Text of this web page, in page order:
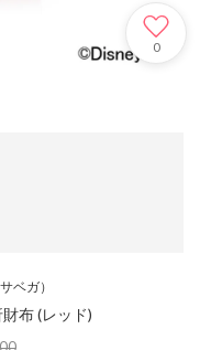
0
ベガ）
布 (レッド)